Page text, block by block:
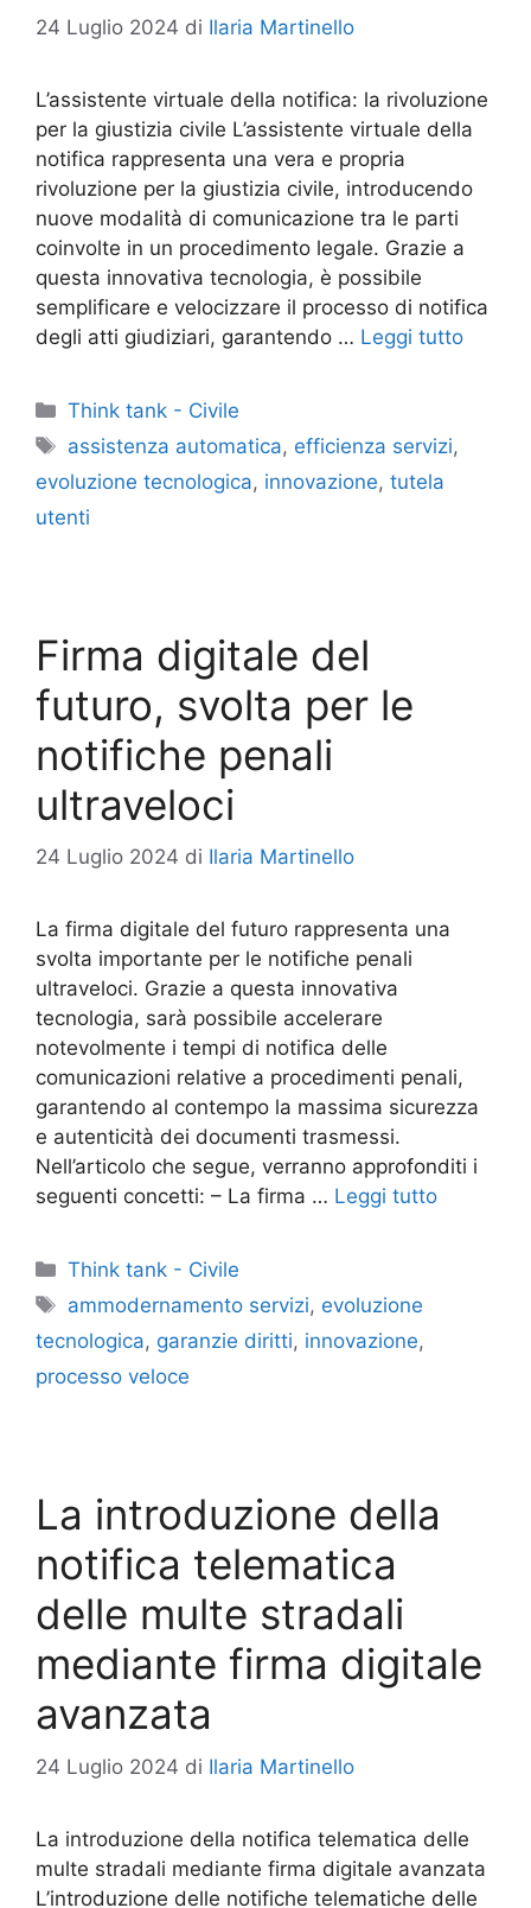
24 Luglio 2024 di Ilaria Martinello
L’assistente virtuale della notifica: la rivoluzione
per la giustizia civile L’assistente virtuale della
notifica rappresenta una vera e propria
rivoluzione per la giustizia civile, introducendo
nuove modalità di comunicazione tra le parti
coinvolte in un procedimento legale. Grazie a
questa innovativa tecnologia, è possibile
semplificare e velocizzare il processo di notifica
degli atti giudiziari, garantendo … Leggi tutto
Categorie
Think tank - Civile
Tag
assistenza automatica, efficienza servizi,
evoluzione tecnologica, innovazione, tutela
utenti
Firma digitale del
futuro, svolta per le
notifiche penali
ultraveloci
24 Luglio 2024 di Ilaria Martinello
La firma digitale del futuro rappresenta una
svolta importante per le notifiche penali
ultraveloci. Grazie a questa innovativa
tecnologia, sarà possibile accelerare
notevolmente i tempi di notifica delle
comunicazioni relative a procedimenti penali,
garantendo al contempo la massima sicurezza
e autenticità dei documenti trasmessi.
Nell’articolo che segue, verranno approfonditi i
seguenti concetti: – La firma … Leggi tutto
Categorie
Think tank - Civile
Tag
ammodernamento servizi, evoluzione
tecnologica, garanzie diritti, innovazione,
processo veloce
La introduzione della
notifica telematica
delle multe stradali
mediante firma digitale
avanzata
24 Luglio 2024 di Ilaria Martinello
La introduzione della notifica telematica delle
multe stradali mediante firma digitale avanzata
L’introduzione delle notifiche telematiche delle